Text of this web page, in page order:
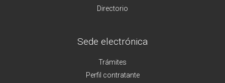
Directorio
Sede electrónica
Trámites
Perfil contratante